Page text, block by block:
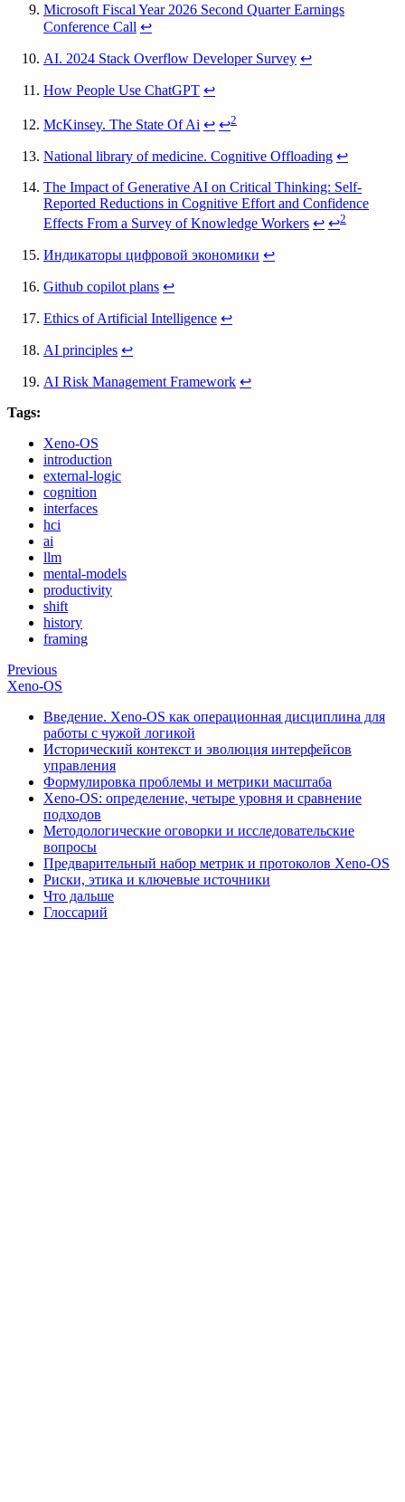
Microsoft Fiscal Year 2026 Second Quarter Earnings
Conference Call ↩
AI. 2024 Stack Overflow Developer Survey ↩
How People Use ChatGPT ↩
McKinsey. The State Of Ai ↩ ↩2
National library of medicine. Cognitive Offloading ↩
The Impact of Generative AI on Critical Thinking: Self-
Reported Reductions in Cognitive Effort and Confidence
Effects From a Survey of Knowledge Workers ↩ ↩2
Индикаторы цифровой экономики ↩
Github copilot plans ↩
Ethics of Artificial Intelligence ↩
AI principles ↩
AI Risk Management Framework ↩
Tags:
Xeno-OS
introduction
external-logic
cognition
interfaces
hci
ai
llm
mental-models
productivity
shift
history
framing
Previous
Xeno-OS
Введение. Xeno-OS как операционная дисциплина для
работы с чужой логикой
Исторический контекст и эволюция интерфейсов
управления
Формулировка проблемы и метрики масштаба
Xeno-OS: определение, четыре уровня и сравнение
подходов
Методологические оговорки и исследовательские
вопросы
Предварительный набор метрик и протоколов Xeno-OS
Риски, этика и ключевые источники
Что дальше
Глоссарий